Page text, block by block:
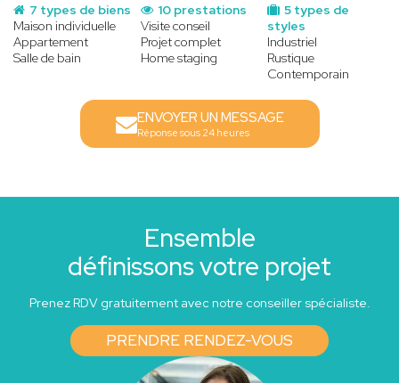
7 types de biens
Maison individuelle
Appartement
Salle de bain
5 types de
styles
Industriel
Rustique
Contemporain
10 prestations
Visite conseil
Projet complet
Home staging
ENVOYER UN MESSAGE
Réponse sous 24 heures
Ensemble
définissons votre projet
Prenez RDV gratuitement avec notre conseiller spécialiste.
PRENDRE RENDEZ-VOUS